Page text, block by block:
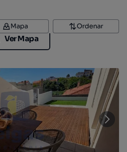
Mapa Ordenar
Ver Mapa